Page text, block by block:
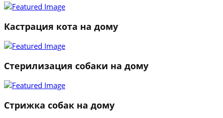
1
Кастрация кота на дому
Стерилизация собаки на дому
Стрижка собак на дому